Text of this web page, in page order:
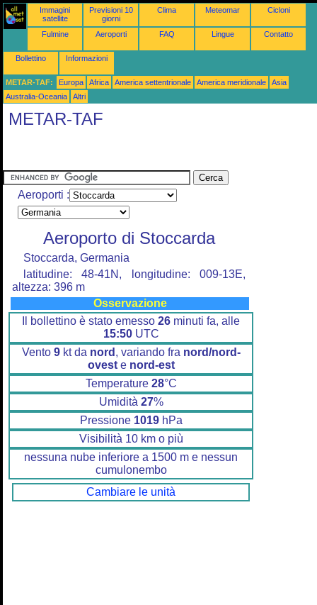
Immagini
satellite
Previsioni 10
giorni
Clima Meteomar Cicloni
Fulmine Aeroporti FAQ Lingue Contatto
Bollettino Informazioni
METAR-TAF: Europa Africa America settentrionale America meridionale
Asia
Australia-Oceania
Altri
METAR-TAF
Aeroporti :
Aeroporto di Stoccarda
Stoccarda, Germania
latitudine: 48-41N, longitudine: 009-13E,
altezza: 396 m
Osservazione
Il bollettino è stato emesso 26 minuti fa, alle
15:50UTC
Vento 9kt da nord , variando fra nord/nord-
oveste nord-est
Temperature 28°C
Umidità 27%
Pressione 1019hPa
Visibilità 10 km o più
nessuna nube inferiore a 1500 m e nessun
cumulonembo
Cambiare le unità